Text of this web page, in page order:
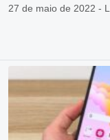
27 de maio de 2022 -